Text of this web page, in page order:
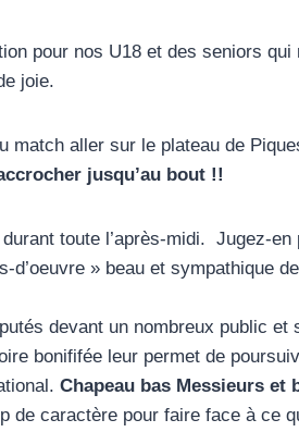
pour nos U18 et des seniors
joie.
match aller sur le plateau de
jusqu’au bout !!
toute l’après-midi. Jugez-en
» beau et sympathique
devant un nombreux public
bonififée leur permet de
Chapeau bas Messieurs et
de caractère pour faire face à